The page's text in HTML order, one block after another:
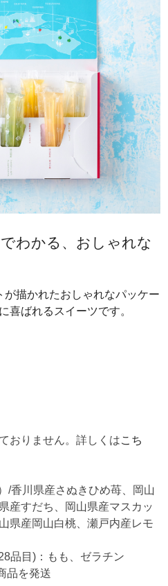
わかる、おしゃれな
描かれたおしゃれなパッケー
喜ばれるスイーツです。
おりません。詳しくはこち
/香川県産さぬきひめ苺、岡山
産すだち、岡山県産マスカッ
県産岡山白桃、瀬戸内産レモ
品目)：もも、ゼラチン
品を発送